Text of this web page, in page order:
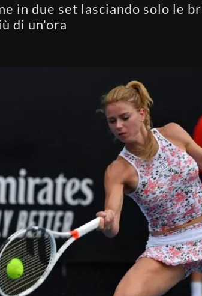
in due set lasciando solo le
di un'ora